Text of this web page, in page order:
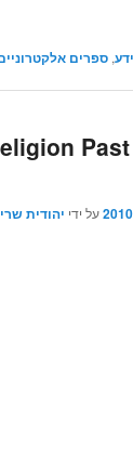
,ספרים
על ידי יהודית